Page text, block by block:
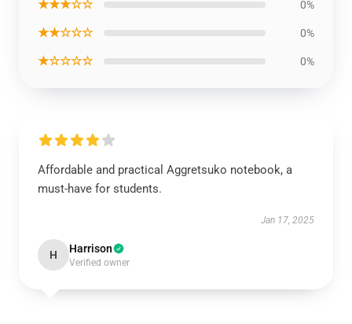
★★★☆☆ 0%
★★☆☆☆ 0%
★☆☆☆☆ 0%
Affordable and practical Aggretsuko notebook, a
must-have for students.
Jan 17, 2025
H Harrison
Verified owner